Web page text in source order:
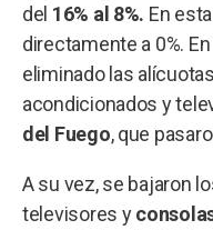
del 16% al 8%. En
directamente a 0%.
eliminado las
acondicionados y
del Fuego, que
A su vez, se bajaron
televisores y